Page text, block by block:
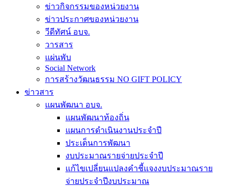
ข่าวกิจกรรมของหน่วยงาน
ข่าวประกาศของหน่วยงาน
วีดีทัศน์ อบจ.
วารสาร
แผ่นพับ
Social Network
การสร้างวัฒนธรรม NO GIFT POLICY
ข่าวสาร
แผนพัฒนา อบจ.
แผนพัฒนาท้องถิ่น
แผนการดำเนินงานประจำปี
ประเด็นการพัฒนา
งบประมาณรายจ่ายประจำปี
แก้ไขเปลี่ยนแปลงคำชี้แจงงบประมาณราย
จ่ายประจำปีงบประมาณ